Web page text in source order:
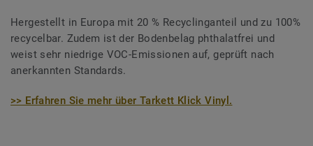
Hergestellt in Europa mit 20 % Recyclinganteil und zu 100%
recycelbar. Zudem ist der Bodenbelag phthalatfrei und
weist sehr niedrige VOC-Emissionen auf, geprüft nach
anerkannten Standards.
>> Erfahren Sie mehr über Tarkett Klick Vinyl.